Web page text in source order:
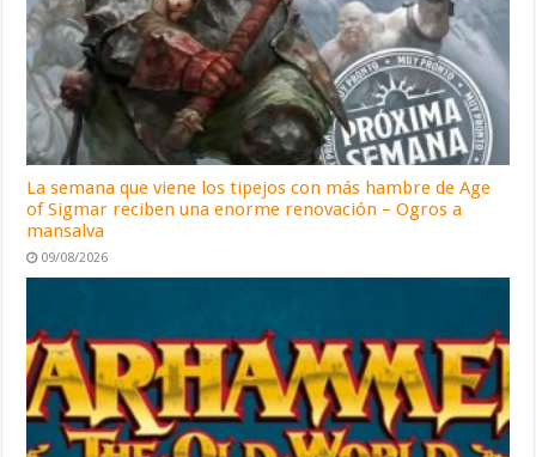
La semana que viene los tipejos con más hambre de Age
of Sigmar reciben una enorme renovación – Ogros a
mansalva
09/08/2026